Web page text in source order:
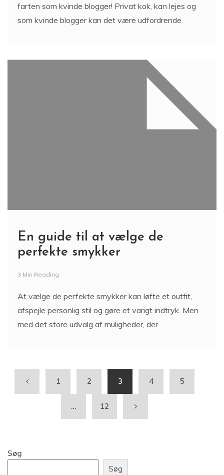
farten som kvinde blogger! Privat kok, kan lejes og
som kvinde blogger kan det være udfordrende
En guide til at vælge de
perfekte smykker
3 Min Reading
At vælge de perfekte smykker kan løfte et outfit,
afspejle personlig stil og gøre et varigt indtryk. Men
med det store udvalg af muligheder, der
1 2 3 4 5
… 12
Søg
Søg